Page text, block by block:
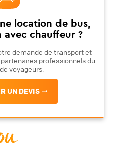
location de bus,
avec chauffeur ?
demande de transport et
professionnels du
voyageurs.
UN DEVIS